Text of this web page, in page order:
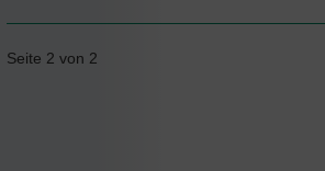
Seite 2 von 2